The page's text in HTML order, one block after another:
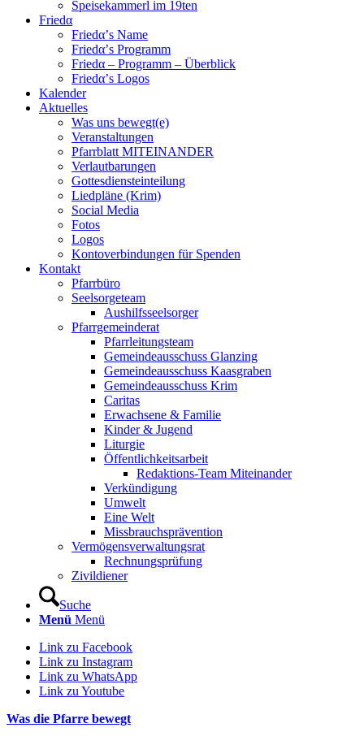
Speisekammerl im 19ten
Friedα
Friedα’s Name
Friedα’s Programm
Friedα – Programm – Überblick
Friedα’s Logos
Kalender
Aktuelles
Was uns bewegt(e)
Veranstaltungen
Pfarrblatt MITEINANDER
Verlautbarungen
Gottesdiensteinteilung
Liedpläne (Krim)
Social Media
Fotos
Logos
Kontoverbindungen für Spenden
Kontakt
Pfarrbüro
Seelsorgeteam
Aushilfsseelsorger
Pfarrgemeinderat
Pfarrleitungsteam
Gemeindeausschuss Glanzing
Gemeindeausschuss Kaasgraben
Gemeindeausschuss Krim
Caritas
Erwachsene & Familie
Kinder & Jugend
Liturgie
Öffentlichkeitsarbeit
Redaktions-Team Miteinander
Verkündigung
Umwelt
Eine Welt
Missbrauchsprävention
Vermögensverwaltungsrat
Rechnungsprüfung
Zivildiener
Suche
Menü Menü
Link zu Facebook
Link zu Instagram
Link zu WhatsApp
Link zu Youtube
Was die Pfarre bewegt